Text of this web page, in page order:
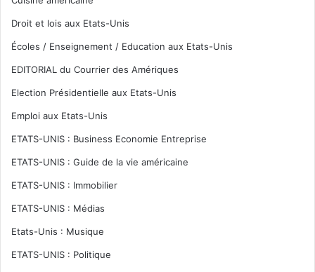
Droit et lois aux Etats-Unis
Écoles / Enseignement / Education aux Etats-Unis
EDITORIAL du Courrier des Amériques
Election Présidentielle aux Etats-Unis
Emploi aux Etats-Unis
ETATS-UNIS : Business Economie Entreprise
ETATS-UNIS : Guide de la vie américaine
ETATS-UNIS : Immobilier
ETATS-UNIS : Médias
Etats-Unis : Musique
ETATS-UNIS : Politique